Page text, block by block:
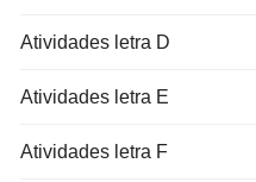
Atividades letra D
Atividades letra E
Atividades letra F